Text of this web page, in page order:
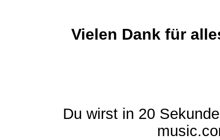
Vielen Dank für
Du wirst in 20